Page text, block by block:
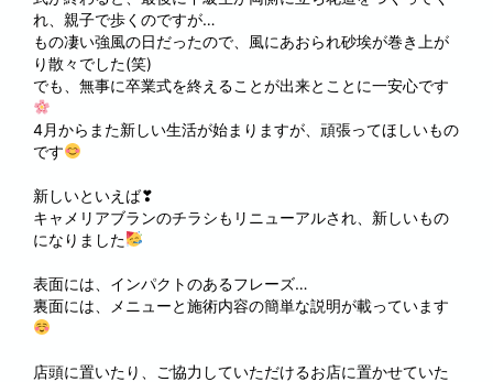
れ、親子で歩くのですが…
もの凄い強風の日だったので、風にあおられ砂埃が巻き上が
り散々でした(笑)
でも、無事に卒業式を終えることが出来とことに一安心です
4月からまた新しい生活が始まりますが、頑張ってほしいもの
です
新しいといえば❣
キャメリアブランのチラシもリニューアルされ、新しいもの
になりました
表面には、インパクトのあるフレーズ…
裏面には、メニューと施術内容の簡単な説明が載っています
店頭に置いたり、ご協力していただけるお店に置かせていた